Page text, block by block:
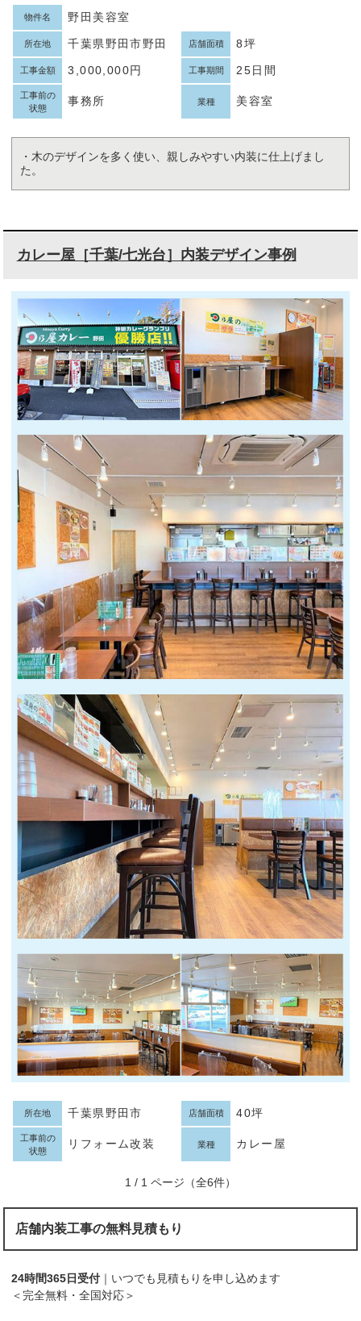
物件名 野田美容室
所在地 千葉県野田市野田 店舗面積 8坪
工事金額 3,000,000円 工事期間 25日間
工事前の
状態
事務所 業種 美容室
・木のデザインを多く使い、親しみやすい内装に仕上げまし
た。
カレー屋［千葉/七光台］内装デザイン事例
所在地 千葉県野田市 店舗面積 40坪
工事前の
状態
リフォーム改装 業種 カレー屋
1 / 1 ページ（全6件）
店舗内装工事の無料見積もり
24時間365日受付 ｜いつでも見積もりを申し込めます
＜完全無料・全国対応＞